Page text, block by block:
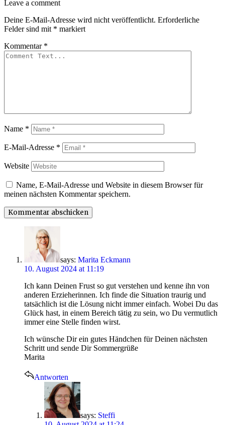
Leave a comment
Deine E-Mail-Adresse wird nicht veröffentlicht. Erforderliche
Felder sind mit * markiert
Kommentar *
Name *
E-Mail-Adresse *
Website
Name, E-Mail-Adresse und Website in diesem Browser für
meinen nächsten Kommentar speichern.
says: Marita Eckmann
10. August 2024 at 11:19
Ich kann Deinen Frust so gut verstehen und kenne ihn von
anderen Erzieherinnen. Ich finde die Situation traurig und
tatsächlich ist die Lösung nicht immer einfach. Wobei Du das
Glück hast, in einem Bereich tätig zu sein, wo Du vermutlich
immer eine Stelle finden wirst.
Ich wünsche Dir ein gutes Händchen für Deinen nächsten
Schritt und sende Dir Sommergrüße
Marita
Antworten
says: Steffi